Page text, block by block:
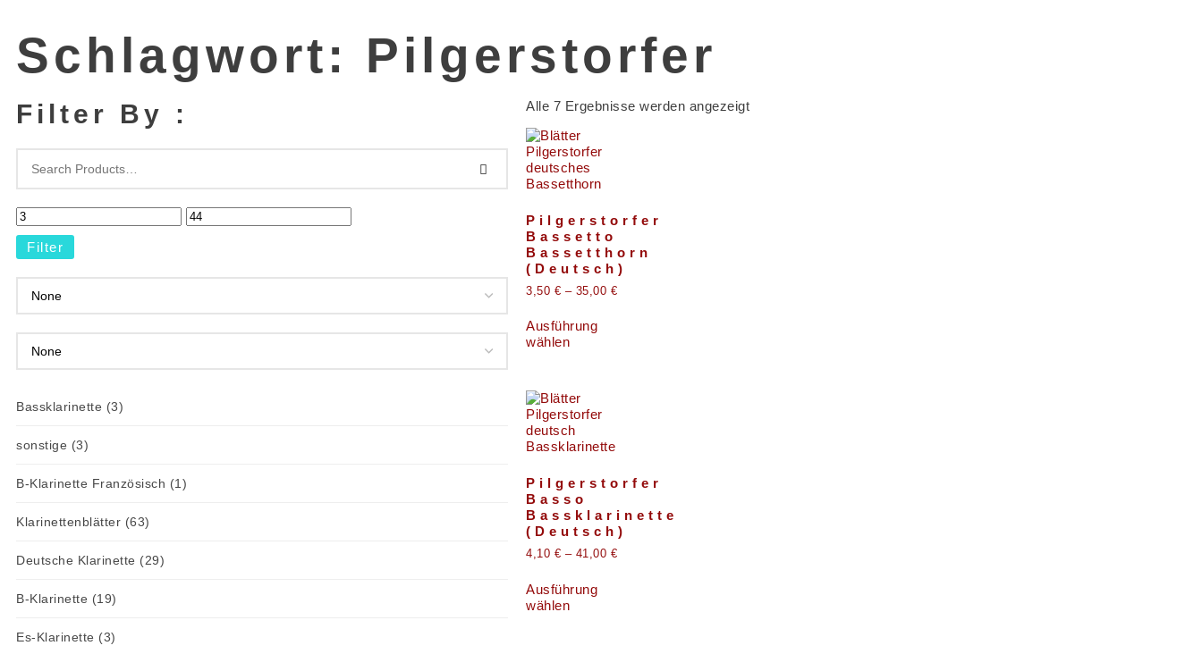
Schlagwort: Pilgerstorfer
Filter By :
Filter
Bassklarinette (3)
sonstige (3)
B-Klarinette Französisch (1)
Klarinettenblätter (63)
Deutsche Klarinette (29)
B-Klarinette (19)
Es-Klarinette (3)
Alle 7 Ergebnisse werden angezeigt
Pilgerstorfer
Bassetto
Bassetthorn
(Deutsch)
3,50 € – 35,00 €
Ausführung
wählen
Pilgerstorfer
Basso
Bassklarinette
(Deutsch)
4,10 € – 41,00 €
Ausführung
wählen